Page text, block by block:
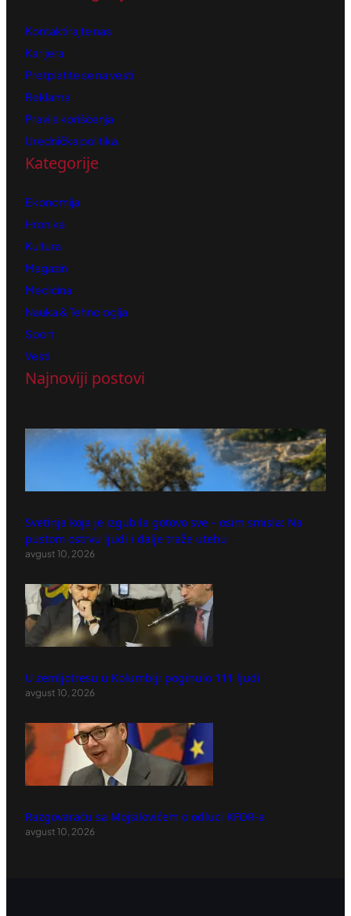
Kontaktirajte nas
Karijera
Pretplatite se na vesti
Reklama
Pravila korišćenja
Urednička politika
Kategorije
Ekonomija
Hronika
Kultura
Magazin
Medicina
Nauka & Tehnologija
Sport
Vesti
Najnoviji postovi
Svetinja koja je izgubila gotovo sve – osim smisla: Na
pustom ostrvu ljudi i dalje traže utehu
avgust 10, 2026
U zemljotresu u Kolumbiji poginulo 111 ljudi
avgust 10, 2026
Razgovaraću sa Mojsilovićem o odluci KFOR-a
avgust 10, 2026